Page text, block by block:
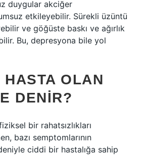
duygular akciğer
etkileyebilir. Sürekli üzüntü
ve göğüste baskı ve ağırlık
Bu, depresyona bile yol
OLAN
DENIR?
bir rahatsızlıkları
bazı semptomlarının
ciddi bir hastalığa sahip